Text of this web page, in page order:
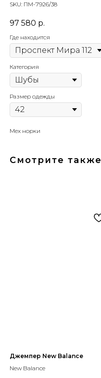
SKU: ПМ-7926/38
97 580 р.
Где находится
Категория
Размер одежды
Мех норки
Смотрите также
Джемпер New Balance
New Balance